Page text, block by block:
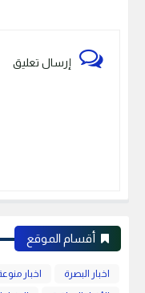
إرسال تعليق
أقسام الموقع
اخبار البصرة اخبار